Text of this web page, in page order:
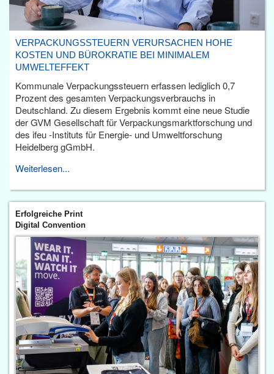
VERPACKUNGSSTEUERN VERURSACHEN HOHE
KOSTEN UND BÜROKRATIE BEI MINIMALEM
UMWELTEFFEKT
Kommunale Verpackungssteuern erfassen lediglich 0,7
Prozent des gesamten Verpackungsverbrauchs in
Deutschland. Zu diesem Ergebnis kommt eine neue Studie
der GVM Gesellschaft für Verpackungsmarktforschung und
des ifeu -Instituts für Energie- und Umweltforschung
Heidelberg gGmbH.
Weiterlesen...
Erfolgreiche Print
Digital Convention